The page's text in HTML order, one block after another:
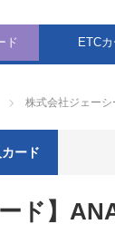
ド ETC
株式会社ジェーシ
ード
ード】